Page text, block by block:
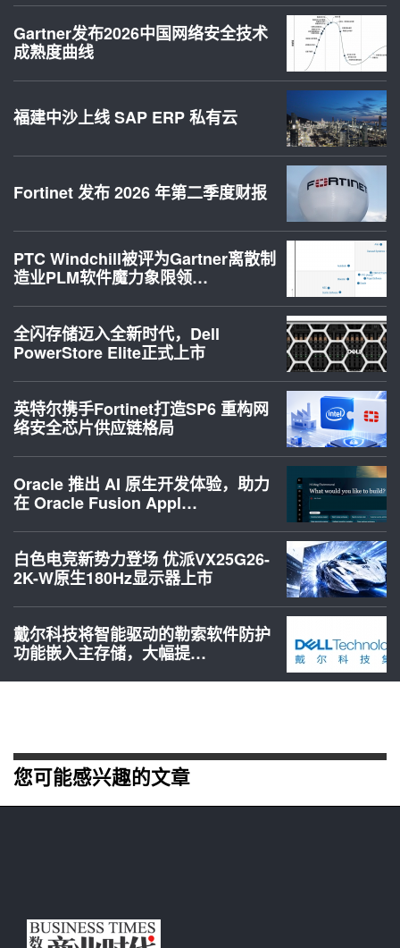
Gartner发布2026中国网络安全技术
成熟度曲线
福建中沙上线 SAP ERP 私有云
Fortinet 发布 2026 年第二季度财报
PTC Windchill被评为Gartner离散制
造业PLM软件魔力象限领…
全闪存储迈入全新时代，Dell
PowerStore Elite正式上市
英特尔携手Fortinet打造SP6 重构网
络安全芯片供应链格局
Oracle 推出 AI 原生开发体验，助力
在 Oracle Fusion Appl…
白色电竞新势力登场 优派VX25G26-
2K-W原生180Hz显示器上市
戴尔科技将智能驱动的勒索软件防护
功能嵌入主存储，大幅提…
您可能感兴趣的文章